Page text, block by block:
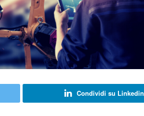
Condividi su Linkedin